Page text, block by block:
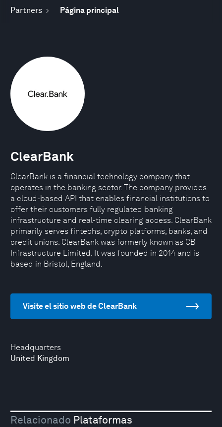
Partners Página principal
Headquarters
United Kingdom
ClearBank
ClearBank is a financial technology company that
operates in the banking sector. The company provides
a cloud-based API that enables financial institutions to
offer their customers fully regulated banking
infrastructure and real-time clearing access. ClearBank
primarily serves fintechs, crypto platforms, banks, and
credit unions. ClearBank was formerly known as CB
Infrastructure Limited. It was founded in 2014 and is
based in Bristol, England.
Visite el sitio web de ClearBank
Relacionado Plataformas